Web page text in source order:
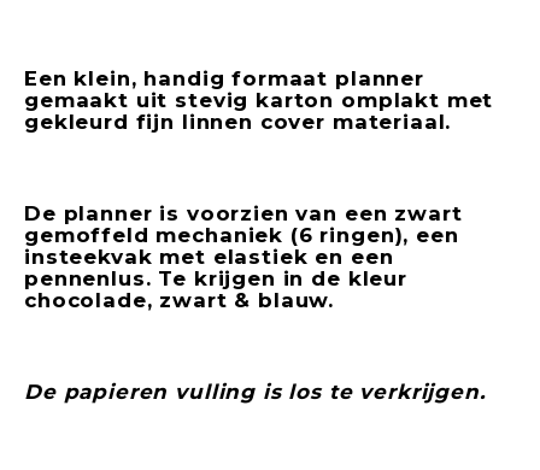
Een klein, handig formaat planner
gemaakt uit stevig karton omplakt met
gekleurd fijn linnen cover materiaal.
De planner is voorzien van een zwart
gemoffeld mechaniek (6 ringen), een
insteekvak met elastiek en een
pennenlus. Te krijgen in de kleur
chocolade, zwart & blauw.
De papieren vulling is los te verkrijgen.